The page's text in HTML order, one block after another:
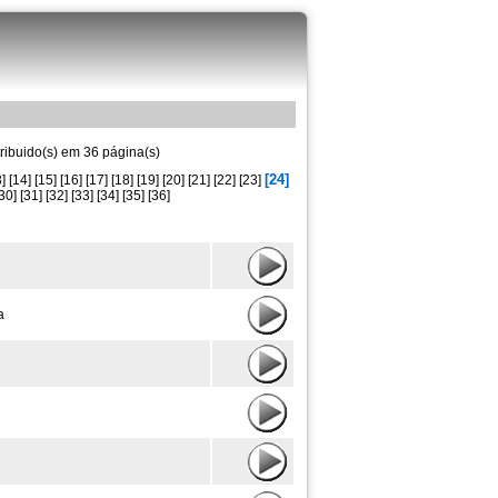
em 36 página(s)
[14] [15] [16] [17] [18] [19] [20] [21] [22] [23] [24]
[31] [32] [33] [34] [35] [36]